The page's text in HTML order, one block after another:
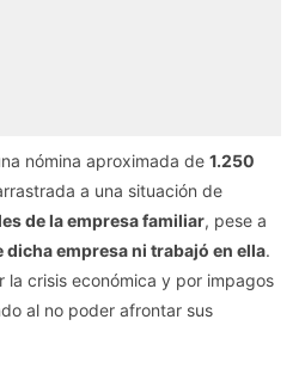
nómina aproximada de 1.250
a una situación de
de la empresa familiar, pese a
empresa ni trabajó en ella.
la crisis económica y por impagos
al no poder afrontar sus